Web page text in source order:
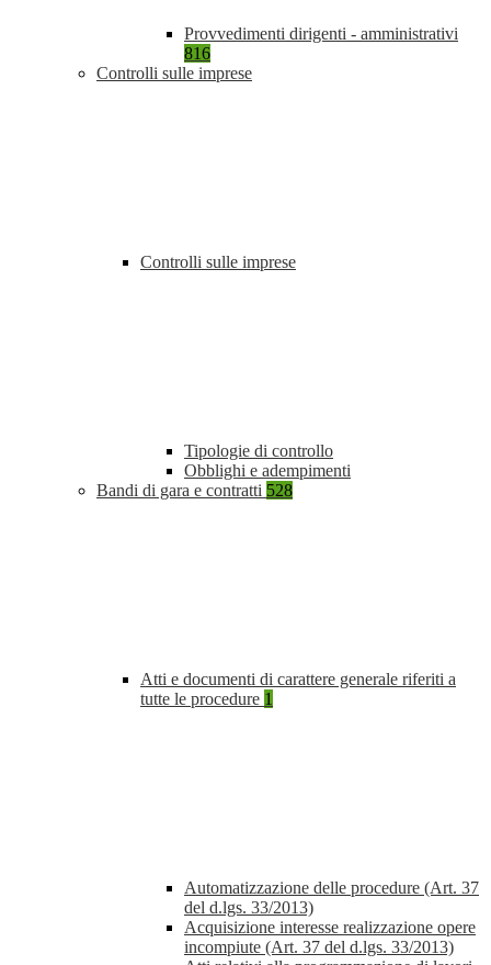
Provvedimenti dirigenti - amministrativi
816
Controlli sulle imprese
Controlli sulle imprese
Tipologie di controllo
Obblighi e adempimenti
Bandi di gara e contratti 528
Atti e documenti di carattere generale riferiti a
tutte le procedure 1
Automatizzazione delle procedure (Art. 37
del d.lgs. 33/2013)
Acquisizione interesse realizzazione opere
incompiute (Art. 37 del d.lgs. 33/2013)